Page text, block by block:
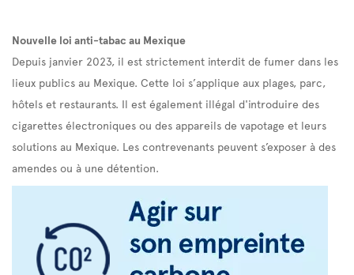
Nouvelle loi anti-tabac au Mexique
Depuis janvier 2023, il est strictement interdit de fumer dans les
lieux publics au Mexique. Cette loi s’applique aux plages, parc,
hôtels et restaurants. Il est également illégal d'introduire des
cigarettes électroniques ou des appareils de vapotage et leurs
solutions au Mexique. Les contrevenants peuvent s’exposer à des
amendes ou à une détention.